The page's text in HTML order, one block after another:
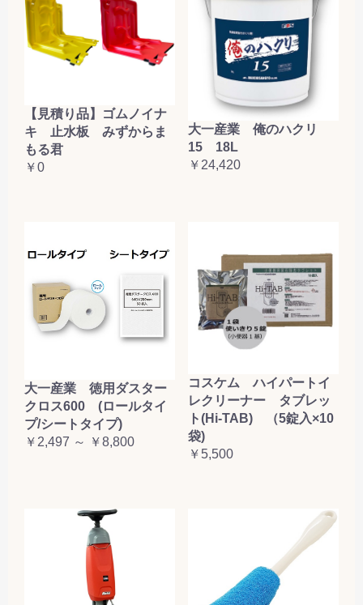
【見積り品】ゴムノイナ
キ 止水板 みずからま
もる君
￥0
大一産業 俺のハクリ
15 18L
￥24,420
大一産業 徳用ダスター
クロス600 (ロールタイ
プ/シートタイプ)
￥2,497 ～ ￥8,800
コスケム ハイパートイ
レクリーナー タブレッ
ト(Hi-TAB) （5錠入×10
袋)
￥5,500